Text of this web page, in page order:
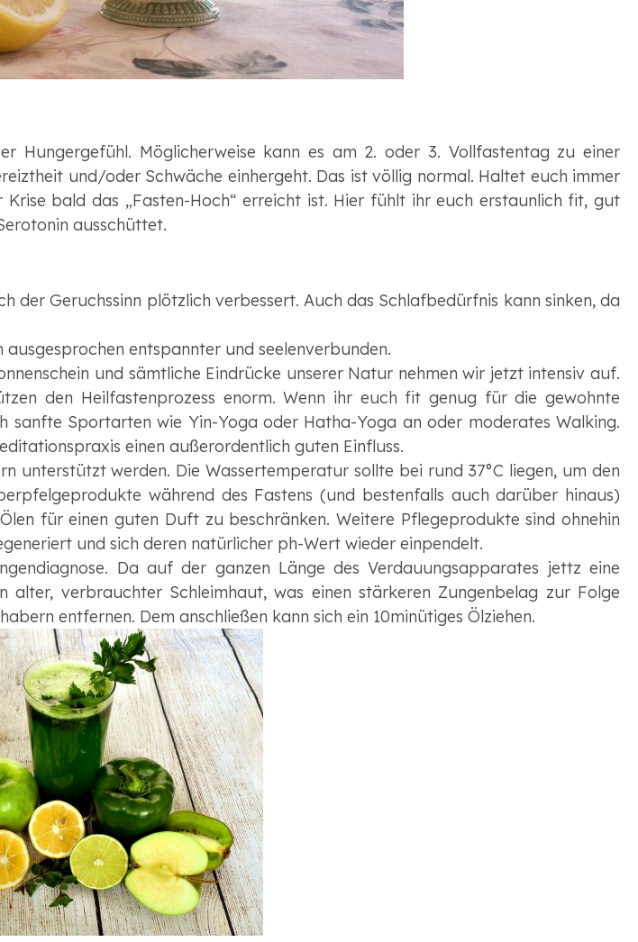
Hungergefühl. Möglicherweise kann es am 2. oder 3. Vollfastentag zu einer
und/oder Schwäche einhergeht. Das ist völlig normal. Haltet euch immer
bald das „Fasten-Hoch“ erreicht ist. Hier fühlt ihr euch erstaunlich fit, gut
ausschüttet.
der Geruchssinn plötzlich verbessert. Auch das Schlafbedürfnis kann sinken, da
entspannter und seelenverbunden.
und sämtliche Eindrücke unserer Natur nehmen wir jetzt intensiv auf.
den Heilfastenprozess enorm. Wenn ihr euch fit genug für die gewohnte
Sportarten wie Yin-Yoga oder Hatha-Yoga an oder moderates Walking.
einen außerordentlich guten Einfluss.
unterstützt werden. Die Wassertemperatur sollte bei rund 37°C liegen, um den
während des Fastens (und bestenfalls auch darüber hinaus)
für einen guten Duft zu beschränken. Weitere Pflegeprodukte sind ohnehin
und sich deren natürlicher ph-Wert wieder einpendelt.
Da auf der ganzen Länge des Verdauungsapparates jettz eine
verbrauchter Schleimhaut, was einen stärkeren Zungenbelag zur Folge
entfernen. Dem anschließen kann sich ein 10minütiges Ölziehen.